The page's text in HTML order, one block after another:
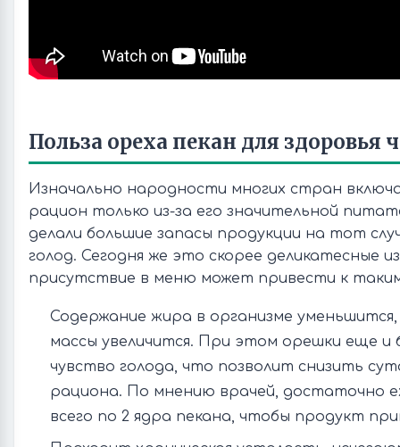
Польза ореха пекан для здоровья
Изначально народности многих стран
рацион только из-за его значительной
делали большие запасы продукции на тот
голод. Сегодня же это скорее деликатесные
присутствие в меню может привести к
Содержание жира в организме
массы увеличится. При этом орешки еще и
чувство голода, что позволит снизить
рациона. По мнению врачей, достаточно
всего по 2 ядра пекана, чтобы продукт